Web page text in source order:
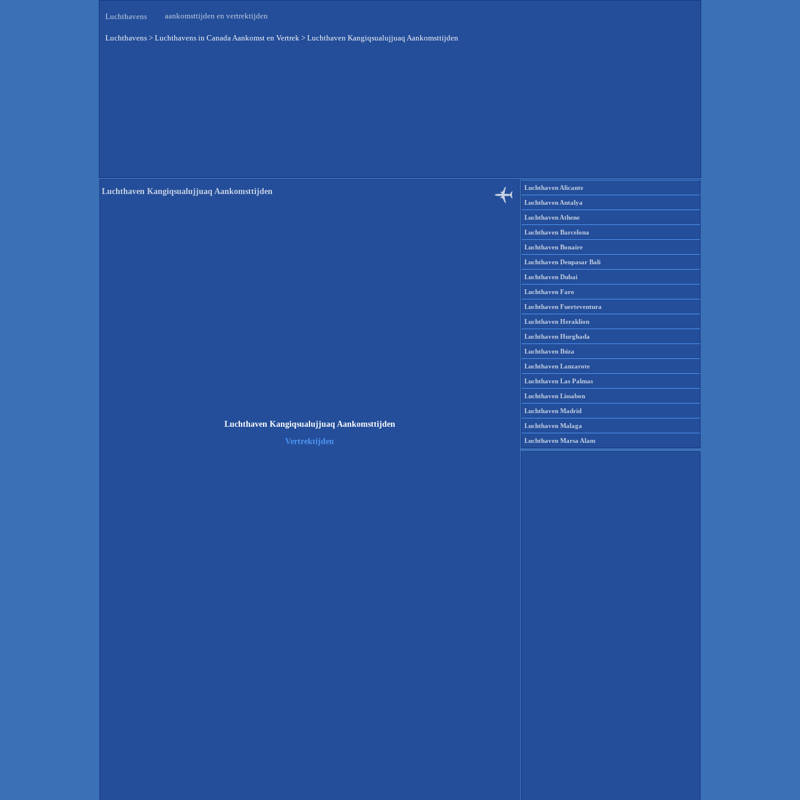
Luchthavens aankomsttijden en vertrektijden
Luchthavens > Luchthavens in Canada Aankomst en Vertrek > Luchthaven Kangiqsualujjuaq Aankomsttijden
Luchthaven Kangiqsualujjuaq Aankomsttijden
Luchthaven Kangiqsualujjuaq Aankomsttijden
Vertrektijden
Luchthaven Alicante
Luchthaven Antalya
Luchthaven Athene
Luchthaven Barcelona
Luchthaven Bonaire
Luchthaven Denpasar Bali
Luchthaven Dubai
Luchthaven Faro
Luchthaven Fuerteventura
Luchthaven Heraklion
Luchthaven Hurghada
Luchthaven Ibiza
Luchthaven Lanzarote
Luchthaven Las Palmas
Luchthaven Lissabon
Luchthaven Madrid
Luchthaven Malaga
Luchthaven Marsa Alam